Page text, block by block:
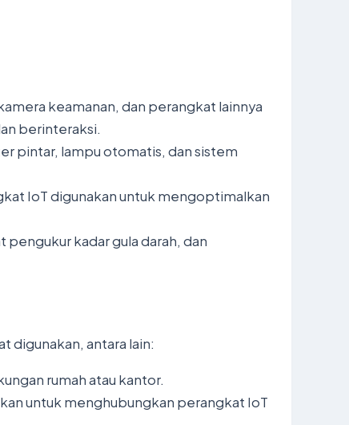
keamanan, dan perangkat lainnya
berinteraksi.
pintar, lampu otomatis, dan sistem
IoT digunakan untuk mengoptimalkan
kadar gula darah, dan
digunakan, antara lain:
rumah atau kantor.
untuk menghubungkan perangkat IoT